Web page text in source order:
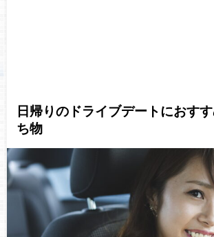
日帰りのドライブデートにおす
ち物